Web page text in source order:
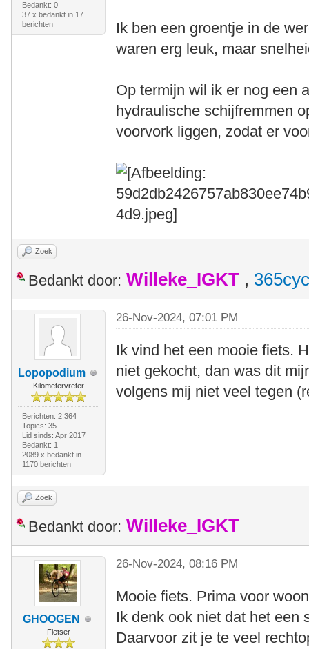
Bedankt: 0
37 x bedankt in 17
berichten
Ik ben een groentje in de
waren erg leuk, maar
Op termijn wil ik er nog een
hydraulische schijfremmen
voorvork liggen, zodat er
Zoek
Bedankt door: Willeke_IGKT ,
Lopopodium
Kilometervreter
Berichten: 2.364
Topics: 35
Lid sinds: Apr 2017
Bedankt: 1
2089 x bedankt in
1170 berichten
26-Nov-2024, 07:01 PM
Ik vind het een mooie fiets.
niet gekocht, dan was dit
volgens mij niet veel tegen
Zoek
Bedankt door: Willeke_IGKT
GHOOGEN
Fietser
26-Nov-2024, 08:16 PM
Mooie fiets. Prima voor
Ik denk ook niet dat het een
Daarvoor zit je te veel